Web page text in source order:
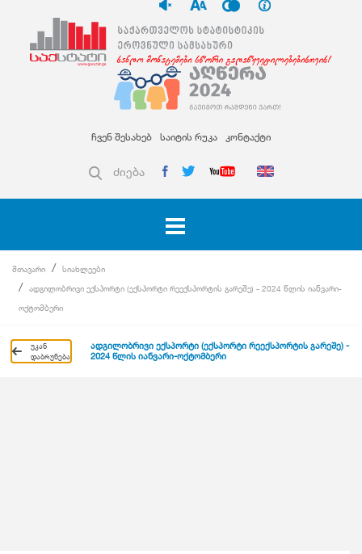
ჩვენ შესახებ საიტის რუკა კონტაქტი
ძიება
მთავარი
სიახლეები
ადგილობრივი ექსპორტი (ექსპორტი რეექსპორტის გარეშე) - 2024 წლის იანვარი-
ოქტომბერი
უკან
დაბრუნება
ადგილობრივი ექსპორტი (ექსპორტი რეექსპორტის გარეშე) -
2024 წლის იანვარი-ოქტომბერი